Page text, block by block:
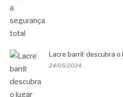
Lacre barril: descubra
24/05/2024